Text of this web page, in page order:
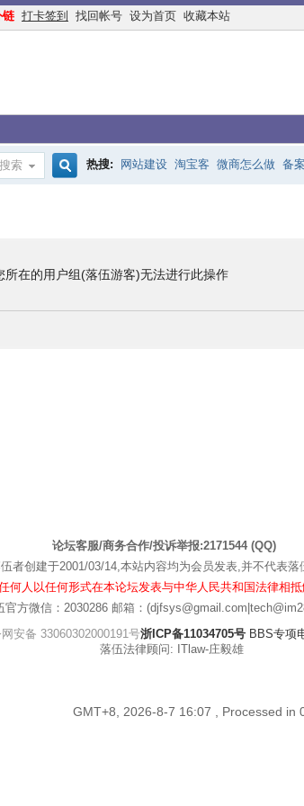
链 打卡签到 找回帐号 设为首页 收藏本站
搜索
索
热搜: 网站建设 淘宝客 微商怎么做 备案
所在的用户组(落伍游客)无法进行此操作
论坛客服/商务合作/投诉举报:2171544 (QQ)
者创建于2001/03/14,本站内容均为会员发表,并不代表落
何人以任何形式在本论坛发表与中华人民共和国法律相
官方微信：2030286 邮箱：
安备 33060302000191号浙ICP备11034705号 BBS专项
落伍法律顾问: ITlaw-庄毅雄
GMT+8, 2026-8-7 16:07 , Processed in